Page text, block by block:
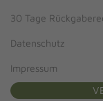
30 Tage
Datenschutz
Impressum